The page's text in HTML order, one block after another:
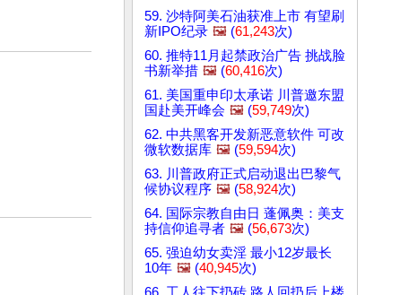
59. 沙特阿美石油获准上市 有望刷
新IPO纪录 🖼️ (61,243次)
60. 推特11月起禁政治广告 挑战脸
书新举措 🖼️ (60,416次)
61. 美国重申印太承诺 川普邀东盟
国赴美开峰会 🖼️ (59,749次)
62. 中共黑客开发新恶意软件 可改
微软数据库 🖼️ (59,594次)
63. 川普政府正式启动退出巴黎气
候协议程序 🖼️ (58,924次)
64. 国际宗教自由日 蓬佩奥：美支
持信仰追寻者 🖼️ (56,673次)
65. 强迫幼女卖淫 最小12岁最长
10年 🖼️ (40,945次)
66. 工人往下扔砖 路人回扔后上楼